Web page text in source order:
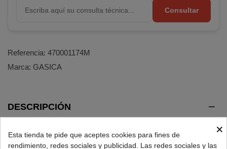
Consultar
Referencia: 470001174M
Marca: GASICA
DESCRIPCIÓN
Recarga gas refrigerante ecológico Gasica D2 para aire
×
Esta tienda te pide que aceptes cookies para fines de
rendimiento, redes sociales y publicidad. Las redes sociales y las